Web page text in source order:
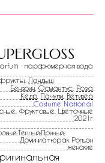
· парфюмерная вода
Ландыш
Бензоин Османтус Роза
Кедр Пачули Ветивер
Costume National
Фруктовые, Цветочные
2021г
Доминиатюрак Ропьон
женские